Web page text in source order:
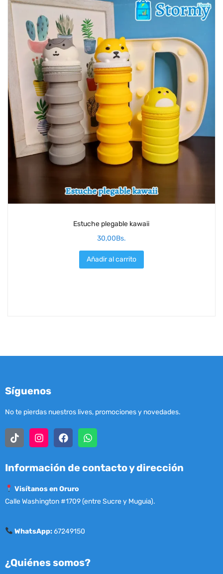
Estuche plegable kawaii
30,00Bs.
Añadir al carrito
Síguenos
No te pierdas nuestros lives, promociones y novedades.
Información de contacto y dirección
Visítanos en Oruro
Calle Washington #1709 (entre Sucre y Muguia).
WhatsApp:67249150
¿Quiénes somos?